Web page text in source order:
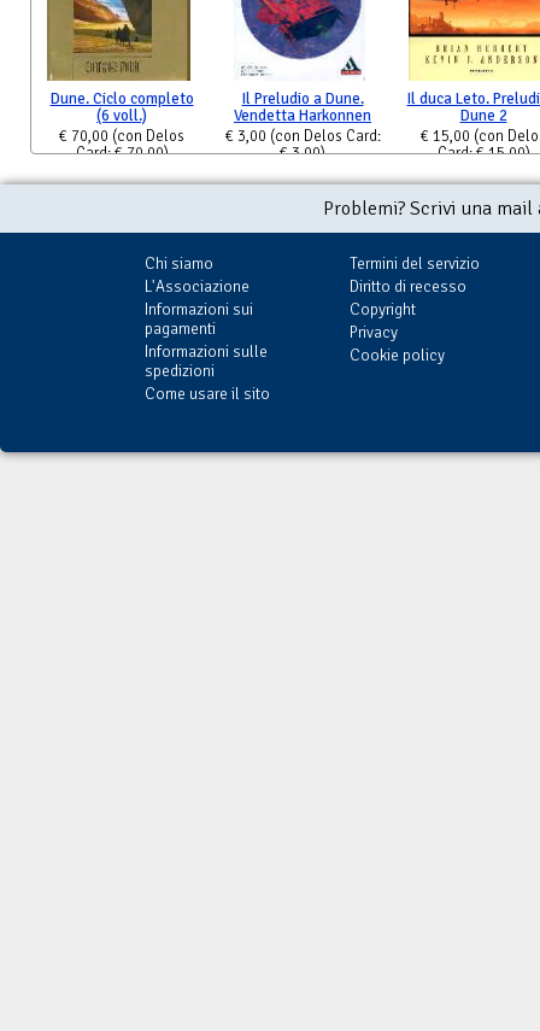
Dune. Ciclo completo
(6 voll.)
€ 70,00 (con Delos
Card: € 70,00)
Il Preludio a Dune.
Vendetta Harkonnen
€ 3,00 (con Delos Card:
€ 3,00)
Il duca Leto.
Dune 2
€ 15,00 (con
Card: € 15,00)
Problemi? Scrivi una
Chi siamo
L'Associazione
Informazioni sui
pagamenti
Informazioni sulle
spedizioni
Come usare il sito
Termini del servizio
Diritto di recesso
Copyright
Privacy
Cookie policy